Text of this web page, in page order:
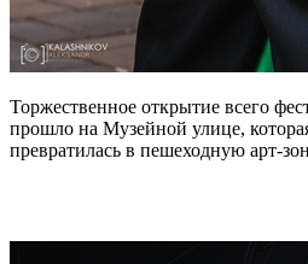
Торжественное открытие всего
прошло на Музейной улице,
превратилась в пешеходную арт-